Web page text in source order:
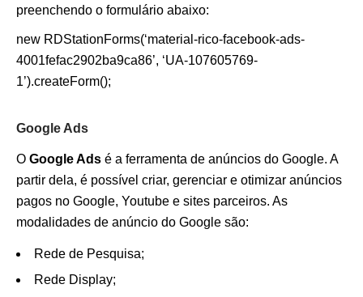
preenchendo o formulário abaixo:
new RDStationForms(‘material-rico-facebook-ads-
4001fefac2902ba9ca86’, ‘UA-107605769-
1’).createForm();
Google Ads
O Google Ads é a ferramenta de anúncios do Google. A
partir dela, é possível criar, gerenciar e otimizar anúncios
pagos no Google, Youtube e sites parceiros. As
modalidades de anúncio do Google são:
Rede de Pesquisa;
Rede Display;